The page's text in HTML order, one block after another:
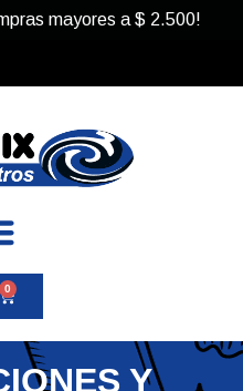
0
Y
mayores a $ 2.500!